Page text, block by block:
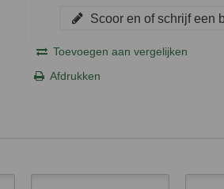
Scoor en of schrijf een
Toevoegen aan vergelijken
Afdrukken